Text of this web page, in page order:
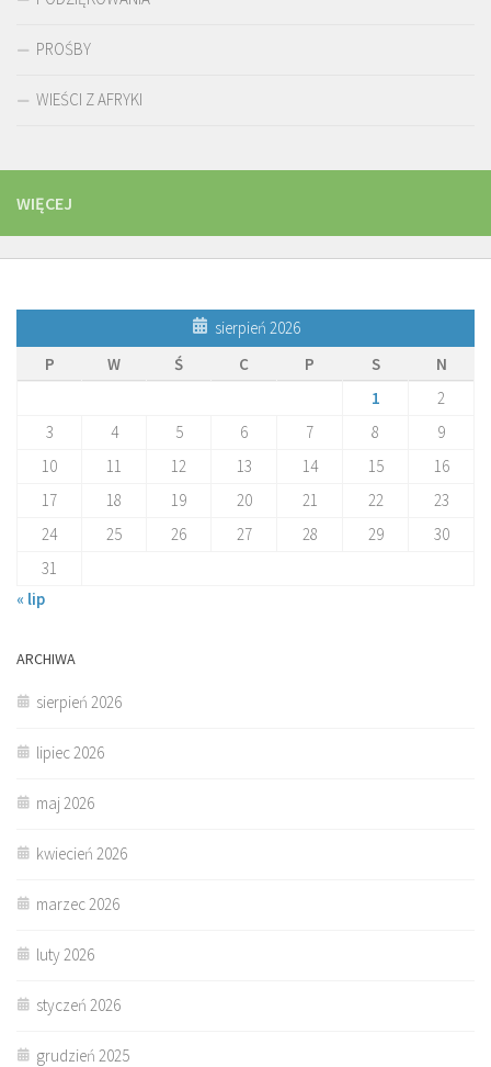
PROŚBY
WIEŚCI Z AFRYKI
WIĘCEJ
sierpień 2026
P
W Ś C P S
N
1
2
3
4 5 6 7 8
9
10
11 12 13 14 15
16
17
18 19 20 21 22
23
24
25 26 27 28 29
30
31
« lip
ARCHIWA
sierpień 2026
lipiec 2026
maj 2026
kwiecień 2026
marzec 2026
luty 2026
styczeń 2026
grudzień 2025